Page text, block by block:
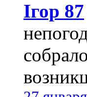
Ігор 87